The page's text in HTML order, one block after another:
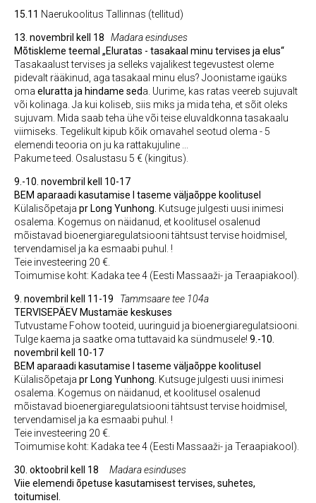
15.11 Naerukoolitus Tallinnas (tellitud)
13. novembril kell 18
Madara esinduses
Mõtiskleme teemal „Eluratas - tasakaal minu tervises ja elus“
Tasakaalust tervises ja selleks vajalikest tegevustest oleme
pidevalt rääkinud, aga tasakaal minu elus? Joonistame igaüks
oma eluratta ja hindame seda. Uurime, kas ratas veereb sujuvalt
või kolinaga. Ja kui koliseb, siis miks ja mida teha, et sõit oleks
sujuvam. Mida saab teha ühe või teise eluvaldkonna tasakaalu
viimiseks. Tegelikult kipub kõik omavahel seotud olema - 5
elemendi teooria on ju ka rattakujuline ...
Pakume teed. Osalustasu 5 € (kingitus).
9.-10. novembril kell 10-17
BEM aparaadi kasutamise I taseme väljaõppe koolitusel
Külalisõpetaja pr Long Yunhong. Kutsuge julgesti uusi inimesi
osalema. Kogemus on näidanud, et koolitusel osalenud
mõistavad bioenergiaregulatsiooni tähtsust tervise hoidmisel,
tervendamisel ja ka esmaabi puhul. !
Teie investeering 20 €.
Toimumise koht: Kadaka tee 4 (Eesti Massaaži- ja Teraapiakool).
9. novembril kell 11-19
Tammsaare tee 104a
TERVISEPÄEV Mustamäe keskuses
Tutvustame Fohow tooteid, uuringuid ja bioenergiaregulatsiooni.
Tulge kaema ja saatke oma tuttavaid ka sündmusele! 9.-10.
novembril kell 10-17
BEM aparaadi kasutamise I taseme väljaõppe koolitusel
Külalisõpetaja pr Long Yunhong. Kutsuge julgesti uusi inimesi
osalema. Kogemus on näidanud, et koolitusel osalenud
mõistavad bioenergiaregulatsiooni tähtsust tervise hoidmisel,
tervendamisel ja ka esmaabi puhul. !
Teie investeering 20 €.
Toimumise koht: Kadaka tee 4 (Eesti Massaaži- ja Teraapiakool).
30. oktoobril kell 18
Madara esinduses
Viie elemendi õpetuse kasutamisest tervises, suhetes,
toitumisel.